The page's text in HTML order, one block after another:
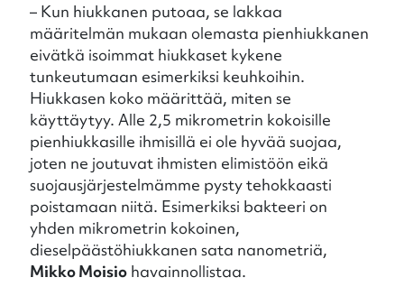
– Kun hiukkanen putoaa, se lakkaa
määritelmän mukaan olemasta pienhiukkanen
eivätkä isoimmat hiukkaset kykene
tunkeutumaan esimerkiksi keuhkoihin.
Hiukkasen koko määrittää, miten se
käyttäytyy. Alle 2,5 mikrometrin kokoisille
pienhiukkasille ihmisillä ei ole hyvää suojaa,
joten ne joutuvat ihmisten elimistöön eikä
suojausjärjestelmämme pysty tehokkaasti
poistamaan niitä. Esimerkiksi bakteeri on
yhden mikrometrin kokoinen,
dieselpäästöhiukkanen sata nanometriä,
Mikko Moisiohavainnollistaa.